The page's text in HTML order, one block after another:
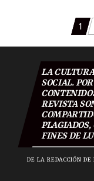
Navegación
de
entradas
1
LA
SOCIAL.
REVISTA
FINES DE
DE LA REDACCIÓN DE